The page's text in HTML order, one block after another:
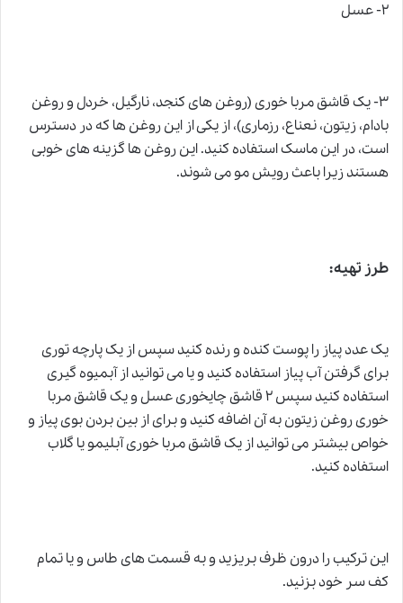
۲- عسل
۳- یک قاشق مربا خوری (روغن های کنجد، نارگیل، خردل و روغن
بادام، زیتون، نعناع، رزماری)، از یکی از این روغن ها که در دسترس
است، در این ماسک استفاده کنید. این روغن ها گزینه های خوبی
هستند زیرا باعث رویش مو می شوند.
طرز تهیه:
یک عدد پیاز را پوست کنده و رنده کنید سپس از یک پارچه توری
برای گرفتن آب پیاز استفاده کنید و یا می توانید از آبمیوه گیری
استفاده کنید سپس ۲ قاشق چایخوری عسل و یک قاشق مربا
خوری روغن زیتون به آن اضافه کنید و برای از بین بردن بوی پیاز و
خواص بیشتر می توانید از یک قاشق مربا خوری آبلیمو یا گلاب
استفاده کنید.
این ترکیب را درون ظرف بریزید و به قسمت های طاس و یا تمام
کف سر خود بزنید.